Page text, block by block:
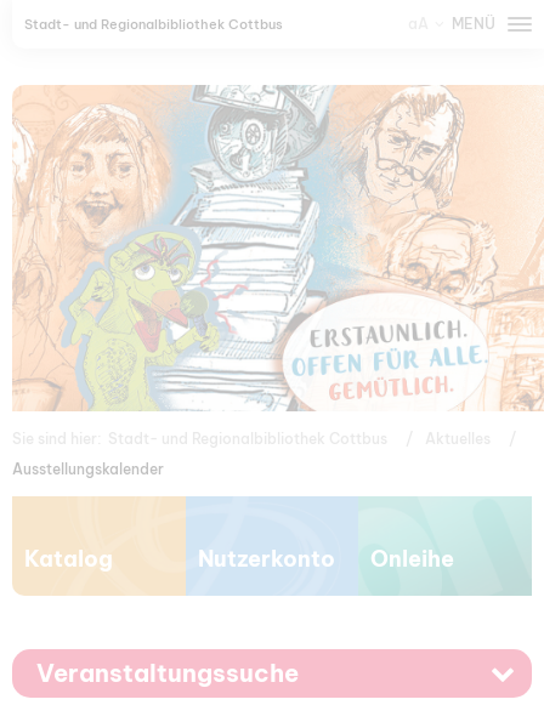
Stadt- und Regionalbibliothek Cottbus MENÜ
Ausstellungskalender
Katalog Nutzerkonto Onleihe
Veranstaltungssuche